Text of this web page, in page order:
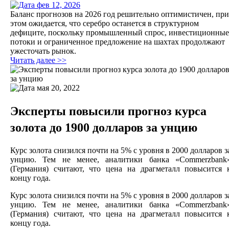
фев 12, 2026
Баланс прогнозов на 2026 год решительно оптимистичен, при
этом ожидается, что серебро останется в структурном
дефиците, поскольку промышленный спрос, инвестиционные
потоки и ограниченное предложение на шахтах продолжают
ужесточать рынок.
Читать далее >>
мая 20, 2022
Эксперты повысили прогноз курса
золота до 1900 долларов за унцию
Курс золота снизился почти на 5% с уровня в 2000 долларов
унцию. Тем не менее, аналитики банка
(Германия) считают, что цена на драгметалл повысится
концу года.
Курс золота снизился почти на 5% с уровня в 2000 долларов
унцию. Тем не менее, аналитики банка
(Германия) считают, что цена на драгметалл повысится
концу года.